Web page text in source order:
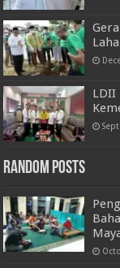
LDII
Random Posts